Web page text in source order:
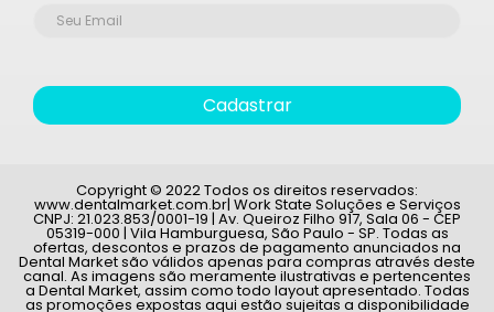
Cadastrar
Copyright © 2022 Todos os direitos reservados:
www.dentalmarket.com.br| Work State Soluções e Serviços
CNPJ: 21.023.853/0001-19 | Av. Queiroz Filho 917, Sala 06 - CEP
05319-000 | Vila Hamburguesa, São Paulo - SP. Todas as
ofertas, descontos e prazos de pagamento anunciados na
Dental Market são válidos apenas para compras através deste
canal. As imagens são meramente ilustrativas e pertencentes
a Dental Market, assim como todo layout apresentado. Todas
as promoções expostas aqui estão sujeitas a disponibilidade